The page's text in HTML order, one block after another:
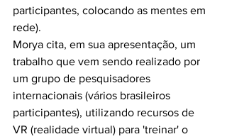
participantes, colocando as mentes em
rede).
Morya cita, em sua apresentação, um
trabalho que vem sendo realizado por
um grupo de pesquisadores
internacionais (vários brasileiros
participantes), utilizando recursos de
VR (realidade virtual) para 'treinar' o